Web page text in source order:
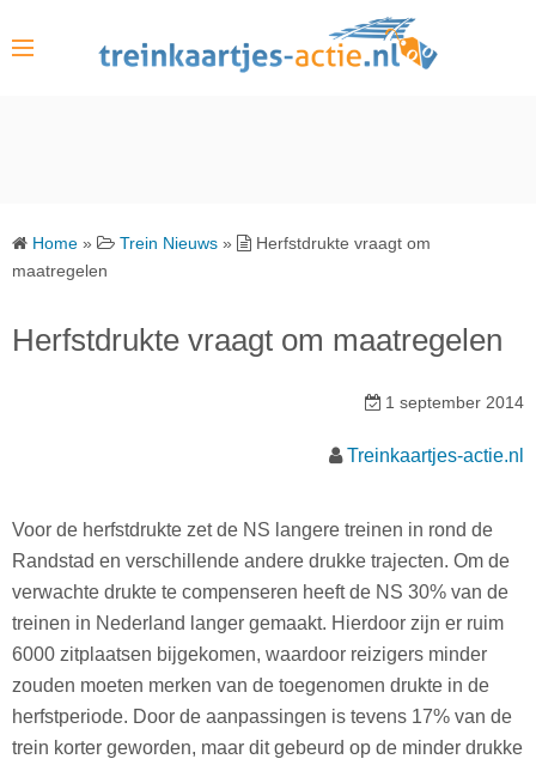
Home » Trein Nieuws »
Herfstdrukte vraagt om
maatregelen
Herfstdrukte vraagt om maatregelen
1 september 2014
Treinkaartjes-actie.nl
Voor de herfstdrukte zet de NS langere treinen in rond de
Randstad en verschillende andere drukke trajecten. Om de
verwachte drukte te compenseren heeft de NS 30% van de
treinen in Nederland langer gemaakt. Hierdoor zijn er ruim
6000 zitplaatsen bijgekomen, waardoor reizigers minder
zouden moeten merken van de toegenomen drukte in de
herfstperiode. Door de aanpassingen is tevens 17% van de
trein korter geworden, maar dit gebeurd op de minder drukke